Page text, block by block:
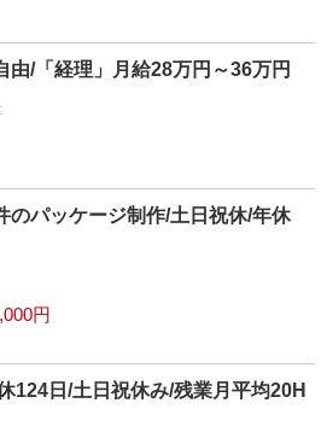
由/「経理」月給28万円～36万円
のパッケージ制作/土日祝休/年休
円
124日/土日祝休み/残業月平均20H